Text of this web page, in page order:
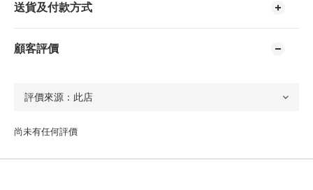
送貨及付款方式
顧客評價
尚未有任何評價